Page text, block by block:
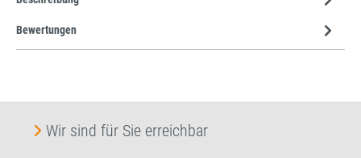
Bewertungen
Wir sind für Sie erreichbar